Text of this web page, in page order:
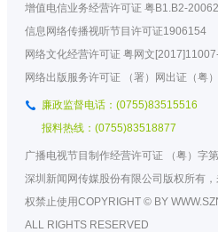
增值电信业务经营许可证粤B1.B2-
信息网络传播视听节目许可证1906154
网络文化经营许可证粤网文
网络出版服务许可证
（署）网出证（粤
廉政监督电话：(0755)83515516
报料热线：(0755)83518877
广播电视节目制作经营许可证
（粤）字
深圳新闻网传媒股份有限公司版权所有
权禁止使用COPYRIGHT © BY
ALL RIGHTS RESERVED